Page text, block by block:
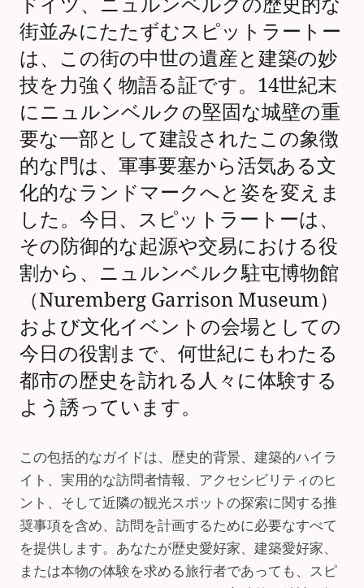
街並みにたたずむスピットラートー
は、この街の中世の遺産と建築の妙
技を力強く物語る証です。14世紀末
にニュルンベルクの堅固な城壁の重
要な一部として建設されたこの象徴
的な門は、軍事要塞から活気ある文
化的なランドマークへと姿を変えま
した。今日、スピットラートーは、
その防御的な起源や交易における役
割から、ニュルンベルク駐屯博物館
（Nuremberg Garrison Museum）
および文化イベントの会場としての
今日の役割まで、何世紀にもわたる
都市の歴史を訪れる人々に体験する
よう誘っています。
この包括的なガイドは、歴史的背景、建築的ハイラ
イト、実用的な訪問者情報、アクセシビリティのヒ
ント、そして近隣の観光スポットの探索に関する推
奨事項を含め、訪問を計画するために必要なすべて
を提供します。あなたが歴史愛好家、建築愛好家、
または本物の体験を求める旅行者であっても、スピ